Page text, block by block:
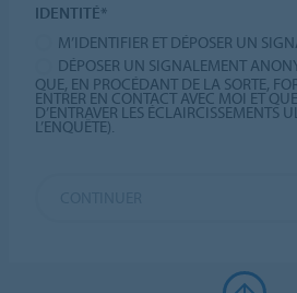
IDENTITÉ*
M’IDENTIFIER ET DÉPOSER UN
DÉPOSER UN SIGNALEMENT
QUE, EN PROCÉDANT DE LA SORTE,
ENTRER EN CONTACT AVEC MOI ET
D’ENTRAVER LES ÉCLAIRCISSEMENTS
L’ENQUÊTE).